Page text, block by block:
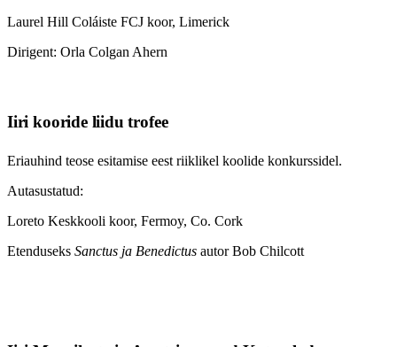
Laurel Hill Coláiste FCJ koor, Limerick
Dirigent: Orla Colgan Ahern
Iiri kooride liidu trofee
Eriauhind teose esitamise eest riiklikel koolide konkurssidel.
Autasustatud:
Loreto Keskkooli koor, Fermoy, Co. Cork
Etenduseks Sanctus ja Benedictus autor Bob Chilcott